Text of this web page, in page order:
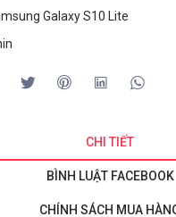
Galaxy S10 Lite
CHI TIẾT
BÌNH LUẬT FACEBOOK
CHÍNH SÁCH MUA